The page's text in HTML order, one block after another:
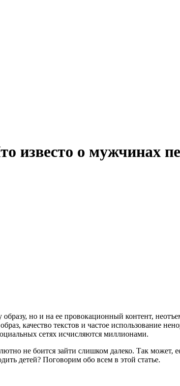
известо о мужчинах
но и на ее провокационный контент,
качество текстов и частое использование
сетях исчисляются миллионами.
не боится зайти слишком далеко. Так может,
детей? Поговорим обо всем в этой статье.